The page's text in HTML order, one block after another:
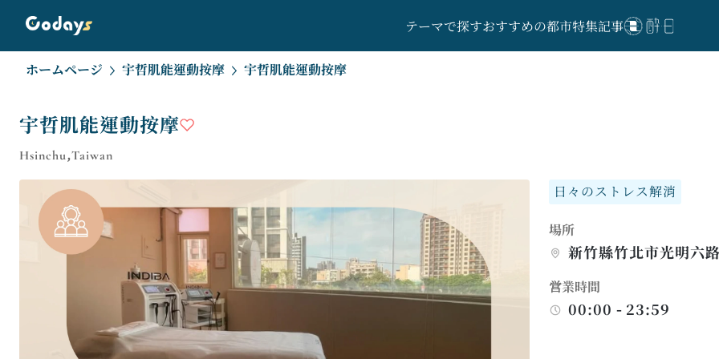
テーマで探すおすすめの都市特集記事
ホームページ 宇哲肌能運動按摩 宇哲肌能運動按摩
宇哲肌能運動按摩
Hsinchu,Taiwan
日々のストレス解消
場所
新竹縣竹北市光明六
営業時間
00:00 - 23:59